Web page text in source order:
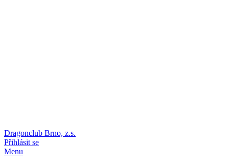
Dragonclub Brno, z.s.
Přihlásit se
Menu